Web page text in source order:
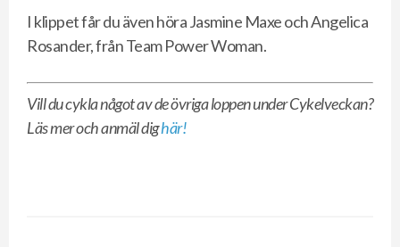
I klippet får du även höra Jasmine Maxe och Angelica
Rosander, från Team Power Woman.
Vill du cykla något av de övriga loppen under Cykelveckan?
Läs mer och anmäl dighär!